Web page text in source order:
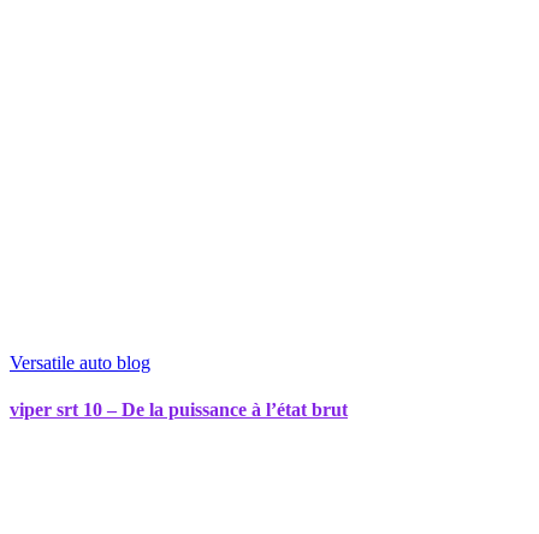
Versatile auto blog
viper srt 10 – De la puissance à l’état brut